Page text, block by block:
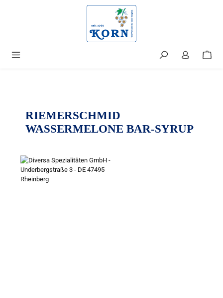
RIEMERSCHMID
WASSERMELONE BAR-SYRUP